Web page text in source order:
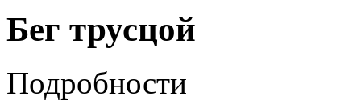
Бег трусцой
Подробности